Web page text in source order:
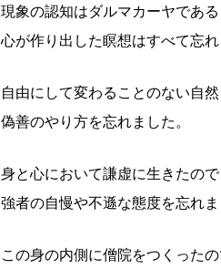
現象の認知はダルマカーヤである
心が作り出した瞑想はすべて忘れ
自由にして変わることのない自然
偽善のやり方を忘れました。
身と心において謙虚に生きたので
強者の自慢や不遜な態度を忘れま
この身の内側に僧院をつくったの